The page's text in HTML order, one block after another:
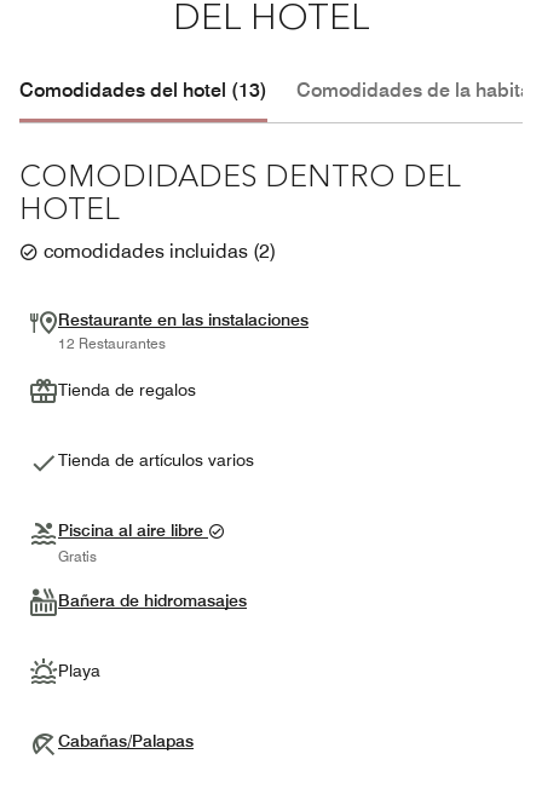
DEL HOTEL
Comodidades del hotel (13) Comodidades de la
COMODIDADES DENTRO DEL
HOTEL
comodidades incluidas (2)
Restaurante en las instalaciones
12 Restaurantes
Tienda de regalos
Tienda de artículos varios
Piscina al aire libre
Gratis
Bañera de hidromasajes
Playa
Cabañas/Palapas